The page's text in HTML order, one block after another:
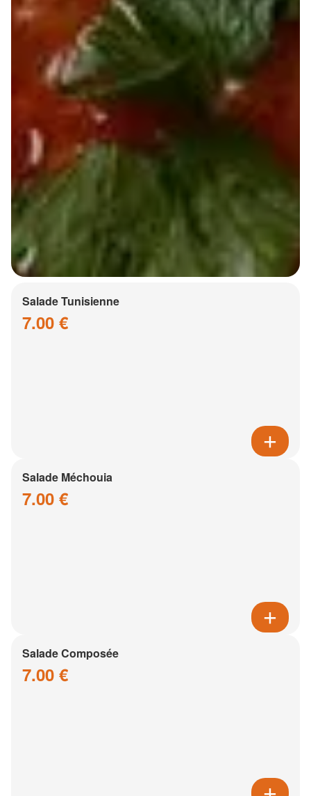
Salade Tunisienne
7.00 €
Salade Méchouia
7.00 €
Salade Composée
7.00 €